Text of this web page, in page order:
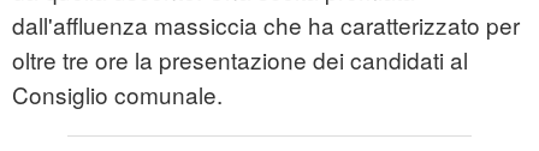
dall'affluenza massiccia che ha caratterizzato per
oltre tre ore la presentazione dei candidati al
Consiglio comunale.